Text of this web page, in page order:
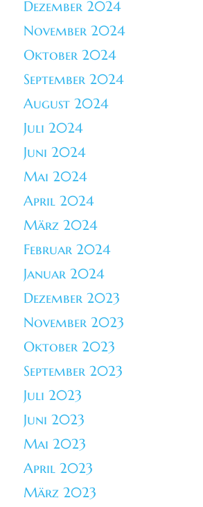
Dezember 2024
November 2024
Oktober 2024
September 2024
August 2024
Juli 2024
Juni 2024
Mai 2024
April 2024
März 2024
Februar 2024
Januar 2024
Dezember 2023
November 2023
Oktober 2023
September 2023
Juli 2023
Juni 2023
Mai 2023
April 2023
März 2023